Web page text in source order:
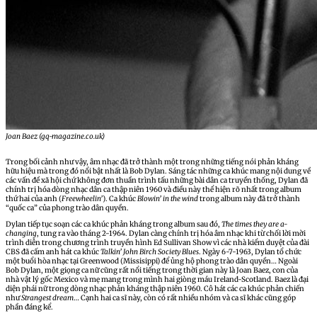
Joan Baez (gq-magazine.co.uk)
Trong bối cảnh như vậy, âm nhạc đã trở thành một trong những tiếng nói phản kháng
hữu hiệu mà trong đó nổi bật nhất là Bob Dylan. Sáng tác những ca khúc mang nội dung về
các vấn đề xã hội chứ không đơn thuần trình tấu những bài dân ca truyền thống, Dylan đã
chính trị hóa dòng nhạc dân ca thập niên 1960 và điều này thể hiện rõ nhất trong album
thứ hai của anh (Freewheelin’). Ca khúcBlowin’ in the windtrong album này đã trở thành
“quốc ca” của phong trào dân quyền.
Dylan tiếp tục soạn các ca khúc phản kháng trong album sau đó, The times they are a-
changing, tung ra vào tháng 2-1964. Dylan càng chính trị hóa âm nhạc khi từ chối lời mời
trình diễn trong chương trình truyền hình Ed Sullivan Show vì các nhà kiểm duyệt của đài
CBS đã cấm anh hát ca khúcTalkin’ John Birch Society Blues. Ngày 6-7-1963, Dylan tổ chức
một buổi hòa nhạc tại Greenwood (Missisippi) để ủng hộ phong trào dân quyền… Ngoài
Bob Dylan, một giọng ca nữ cũng rất nổi tiếng trong thời gian này là Joan Baez, con của
nhà vật lý gốc Mexico và mẹ mang trong mình hai giòng máu Ireland-Scotland. Baez là đại
diện phái nữ trong dòng nhạc phản kháng thập niên 1960. Cô hát các ca khúc phản chiến
nhưStrangest dream… Cạnh hai ca sĩ này, còn có rất nhiều nhóm và ca sĩ khác cũng góp
phần đáng kể.